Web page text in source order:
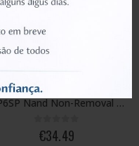
PROGRAMMING TOOLS
0out of 5
€55.65